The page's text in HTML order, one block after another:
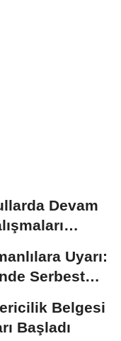
Devam
Uyarı:
Serbest
Belgesi
Başladı